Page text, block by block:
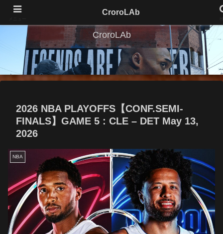
CroroLAb
2026 NBA PLAYOFFS【CONF.SEMI-
FINALS】GAME 5 : CLE – DET May 13,
2026
NBA
CroroLAb